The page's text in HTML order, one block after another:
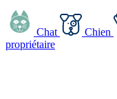
Chat Chien
propriétaire